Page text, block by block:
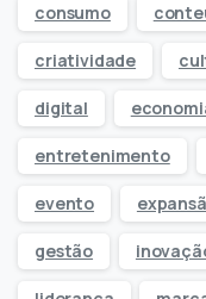
consumo
criatividade
digital
entretenimento
evento
gestão